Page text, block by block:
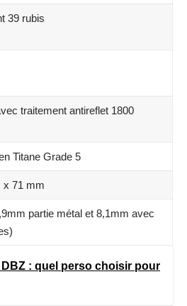
39 rubis
traitement antireflet 1800
Titane Grade 5
x 71 mm
partie métal et 8,1mm avec
DBZ : quel perso choisir pour